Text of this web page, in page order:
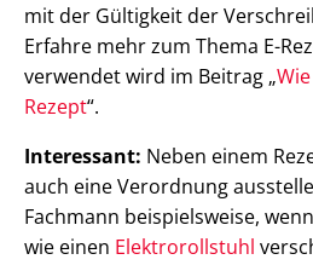
mit der Gültigkeit der
Erfahre mehr zum Thema E-
verwendet wird im Beitrag „
Rezept“.
Interessant: Neben einem
auch eine Verordnung
Fachmann beispielsweise,
wie einen Elektrorollstuhl